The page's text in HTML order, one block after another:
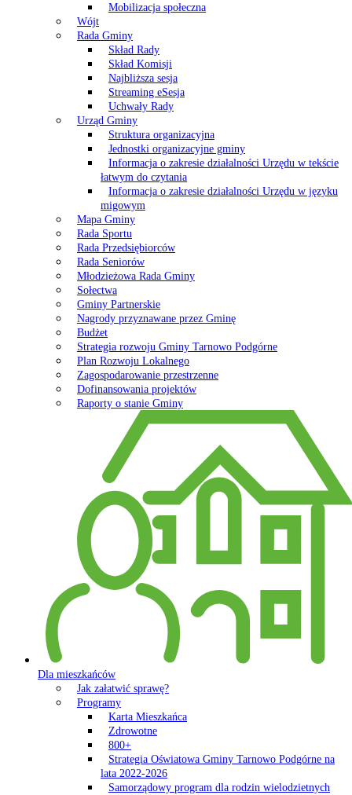
Mobilizacja społeczna
Wójt
Rada Gminy
Skład Rady
Skład Komisji
Najbliższa sesja
Streaming eSesja
Uchwały Rady
Urząd Gminy
Struktura organizacyjna
Jednostki organizacyjne gminy
Informacja o zakresie działalności Urzędu w tekście
łatwym do czytania
Informacja o zakresie działalności Urzędu w języku
migowym
Mapa Gminy
Rada Sportu
Rada Przedsiębiorców
Rada Seniorów
Młodzieżowa Rada Gminy
Sołectwa
Gminy Partnerskie
Nagrody przyznawane przez Gminę
Budżet
Strategia rozwoju Gminy Tarnowo Podgórne
Plan Rozwoju Lokalnego
Zagospodarowanie przestrzenne
Dofinansowania projektów
Raporty o stanie Gminy
Dla mieszkańców
Jak załatwić sprawę?
Programy
Karta Mieszkańca
Zdrowotne
800+
Strategia Oświatowa Gminy Tarnowo Podgórne na
lata 2022-2026
Samorządowy program dla rodzin wielodzietnych